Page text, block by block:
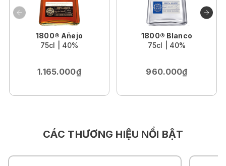
1800® Añejo
75cl | 40%
1.165.000₫
1800® Blanco
75cl | 40%
960.000₫
CÁC THƯƠNG HIỆU NỔI BẬT